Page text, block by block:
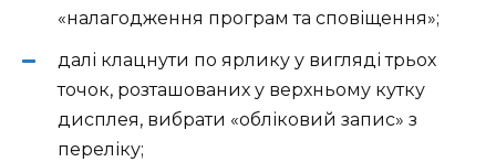
«налагодження програм та сповіщення»;
далі клацнути по ярлику у вигляді трьох
точок, розташованих у верхньому кутку
дисплея, вибрати «обліковий запис» з
переліку;